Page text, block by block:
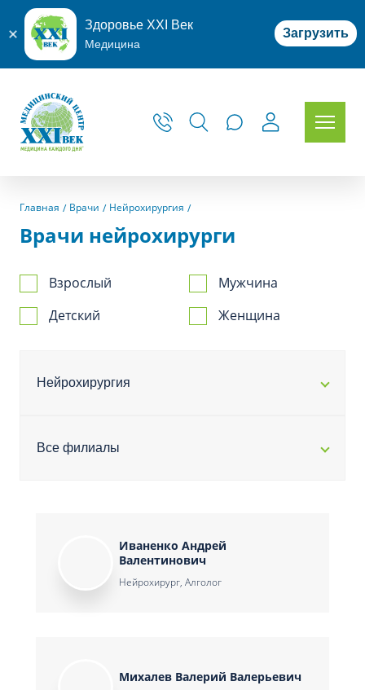
Здоровье XXI Век
Медицина
Загрузить
Главная Врачи Нейрохирургия
Врачи нейрохирурги
Взрослый
Детский
Мужчина
Женщина
Нейрохирургия
Все филиалы
Иваненко Андрей
Валентинович
Нейрохирург, Алголог
Михалев Валерий Валерьевич